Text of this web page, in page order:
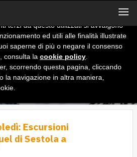
Escursioni
di Sestola a
x
terzi da questo utilizzati si avvalgono
ed utili alle finalità illustrate
saperne di più o negare il consenso
consulta la cookie policy
scorrendo questa pagina, cliccando
la navigazione in altra maniera,